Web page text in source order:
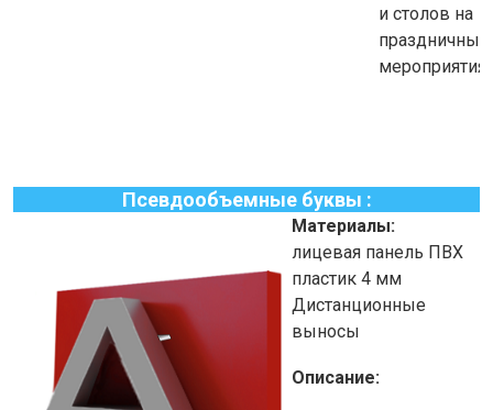
и столов на
праздничных
Псевдообъемные буквы :
Материалы:
лицевая панель ПВХ
пластик 4 мм
Дистанционные
выносы
Описание: